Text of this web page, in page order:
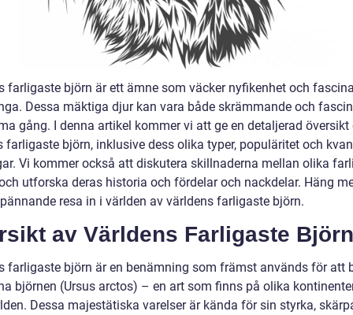
farligaste björn är ett ämne som väcker nyfikenhet och
Dessa mäktiga djur kan vara både skrämmande och
gång. I denna artikel kommer vi att ge en detaljerad översikt
farligaste björn, inklusive dess olika typer, populäritet och
Vi kommer också att diskutera skillnaderna mellan olika
utforska deras historia och fördelar och nackdelar. Häng
resa in i världen av världens farligaste björn.
av Världens Farligaste Björn
farligaste björn är en benämning som främst används för att
björnen (Ursus arctos) – en art som finns på olika
Dessa majestätiska varelser är kända för sin styrka,